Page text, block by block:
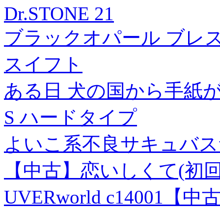
Dr.STONE 21
ブラックオパール ブレ
スイフト
ある日 犬の国から手紙
S ハードタイプ
よいこ系不良サキュバ
【中古】恋いしくて(初
UVERworld c14001【中